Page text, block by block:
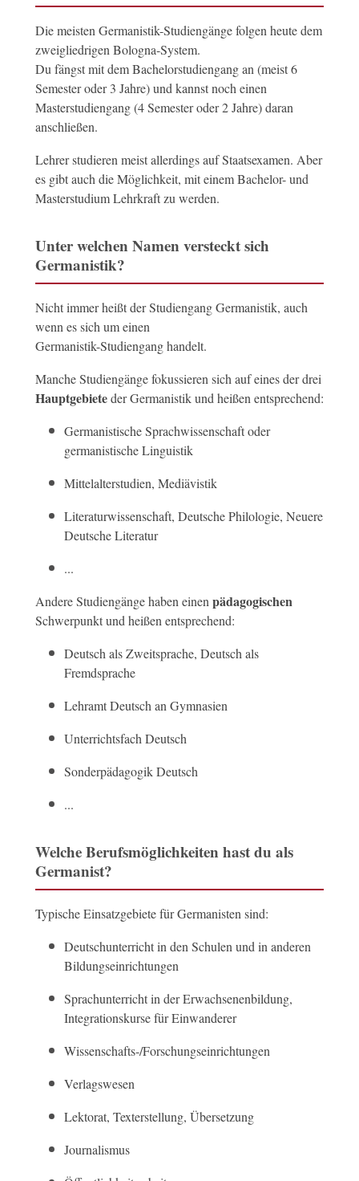
Die meisten Germanistik-Studiengänge folgen heute dem
zweigliedrigen Bologna-System.
Du fängst mit dem Bachelorstudiengang an (meist 6
Semester oder 3 Jahre) und kannst noch einen
Masterstudiengang (4 Semester oder 2 Jahre) daran
anschließen.
Lehrer studieren meist allerdings auf Staatsexamen. Aber
es gibt auch die Möglichkeit, mit einem Bachelor- und
Masterstudium Lehrkraft zu werden.
Unter welchen Namen versteckt sich
Germanistik?
Nicht immer heißt der Studiengang Germanistik, auch
wenn es sich um einen
Germanistik-Studiengang handelt.
Manche Studiengänge fokussieren sich auf eines der drei
Hauptgebieteder Germanistik und heißen entsprechend:
Germanistische Sprachwissenschaft oder
germanistische Linguistik
Mittelalterstudien, Mediävistik
Literaturwissenschaft, Deutsche Philologie, Neuere
Deutsche Literatur
...
Andere Studiengänge haben einen pädagogischen
Schwerpunkt und heißen entsprechend:
Deutsch als Zweitsprache, Deutsch als
Fremdsprache
Lehramt Deutsch an Gymnasien
Unterrichtsfach Deutsch
Sonderpädagogik Deutsch
...
Welche Berufsmöglichkeiten hast du als
Germanist?
Typische Einsatzgebiete für Germanisten sind:
Deutschunterricht in den Schulen und in anderen
Bildungseinrichtungen
Sprachunterricht in der Erwachsenenbildung,
Integrationskurse für Einwanderer
Wissenschafts-/Forschungseinrichtungen
Verlagswesen
Lektorat, Texterstellung, Übersetzung
Journalismus